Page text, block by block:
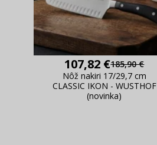
107,82 €185,90 €
Nôž nakiri 17/29,7 cm
CLASSIC IKON - WUSTHOF
(novinka)